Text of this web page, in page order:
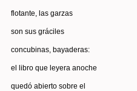
flotante, las garzas
son sus gráciles
concubinas, bayaderas:
el libro que leyera anoche
quedó abierto sobre el